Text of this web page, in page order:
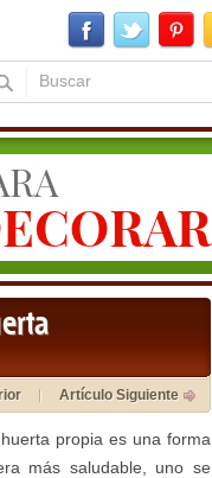
Artículo Siguiente
propia es una forma
más saludable, uno se